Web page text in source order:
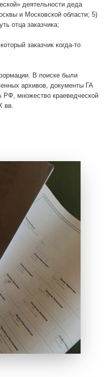
деятельности деда
и Московской области; 5)
отца заказчика;
заказчик когда-то
В поиске были
архивов, документы ГА
множество краеведческой
вв.